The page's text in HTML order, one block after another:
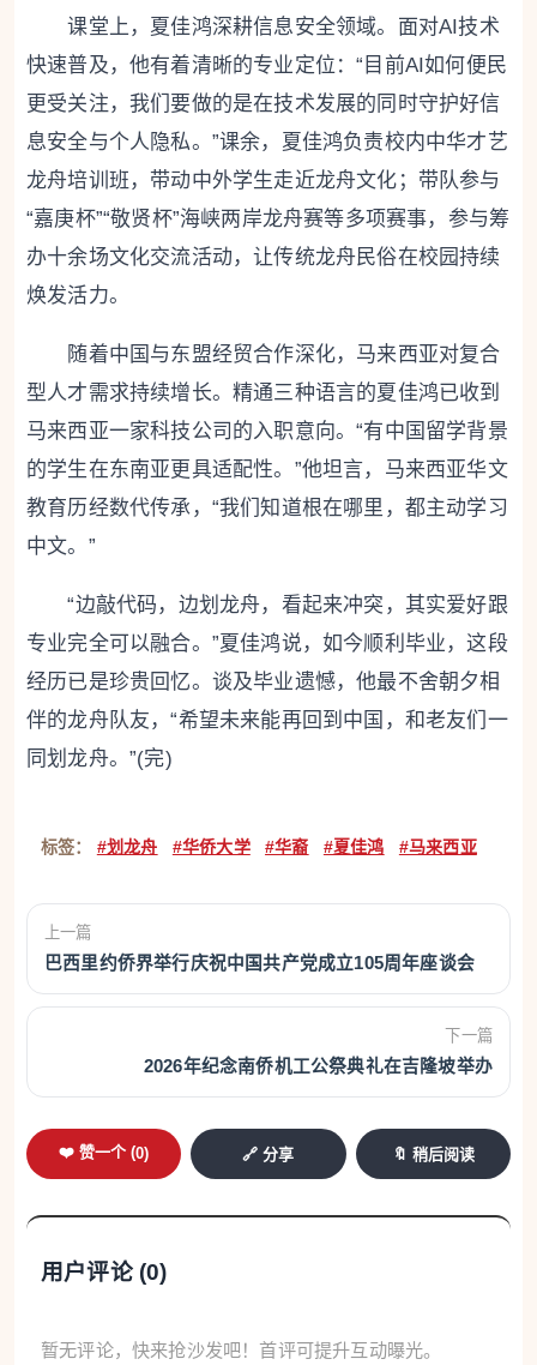
课堂上，夏佳鸿深耕信息安全领域。面对AI技术
快速普及，他有着清晰的专业定位：“目前AI如何便民
更受关注，我们要做的是在技术发展的同时守护好信
息安全与个人隐私。”课余，夏佳鸿负责校内中华才艺
龙舟培训班，带动中外学生走近龙舟文化；带队参与
“嘉庚杯”“敬贤杯”海峡两岸龙舟赛等多项赛事，参与筹
办十余场文化交流活动，让传统龙舟民俗在校园持续
焕发活力。
随着中国与东盟经贸合作深化，马来西亚对复合
型人才需求持续增长。精通三种语言的夏佳鸿已收到
马来西亚一家科技公司的入职意向。“有中国留学背景
的学生在东南亚更具适配性。”他坦言，马来西亚华文
教育历经数代传承，“我们知道根在哪里，都主动学习
中文。”
“边敲代码，边划龙舟，看起来冲突，其实爱好跟
专业完全可以融合。”夏佳鸿说，如今顺利毕业，这段
经历已是珍贵回忆。谈及毕业遗憾，他最不舍朝夕相
伴的龙舟队友，“希望未来能再回到中国，和老友们一
同划龙舟。”(完)
标签： #划龙舟 #华侨大学 #华裔 #夏佳鸿 #马来西亚
上一篇
巴西里约侨界举行庆祝中国共产党成立105周年座谈会
下一篇
2026年纪念南侨机工公祭典礼在吉隆坡举办
❤️ 赞一个 (0) 🔗 分享 🔖 稍后阅读
用户评论 (0)
暂无评论，快来抢沙发吧！首评可提升互动曝光。